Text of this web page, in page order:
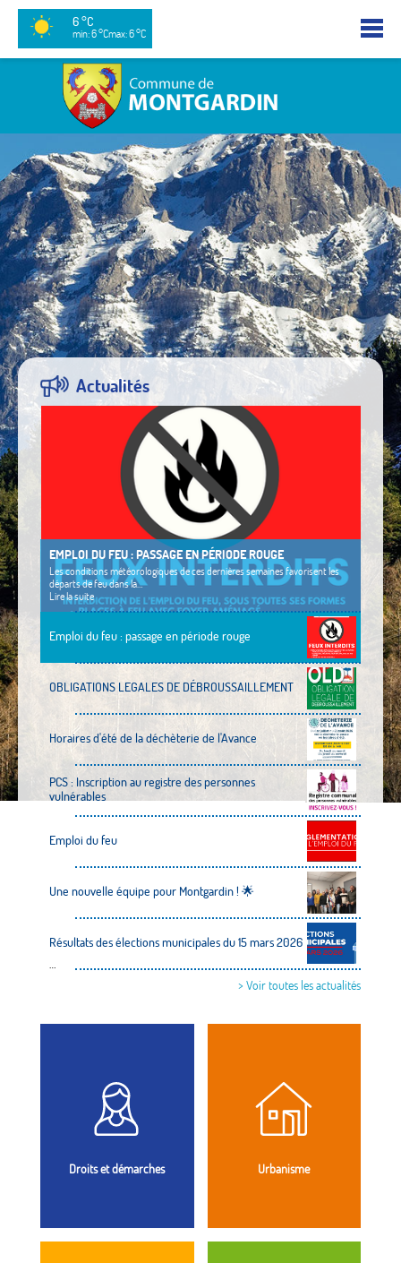
6 °C
min: 6 °Cmax: 6 °C
Actualités
En savoir
EMPLOI DU FEU : PASSAGE EN PÉRIODE ROUGE
Les conditions météorologiques de ces dernières semaines favorisent les
départs de feu dans la…
Lire la suite
Emploi du feu : passage en période rouge
OBLIGATIONS LEGALES DE DÉBROUSSAILLEMENT
Horaires d'été de la déchèterie de l'Avance
PCS : Inscription au registre des personnes
vulnérables
Emploi du feu
Une nouvelle équipe pour Montgardin ! 🌟
Résultats des élections municipales du 15 mars 2026
> Voir toutes les actualités
Droits et démarches Urbanisme